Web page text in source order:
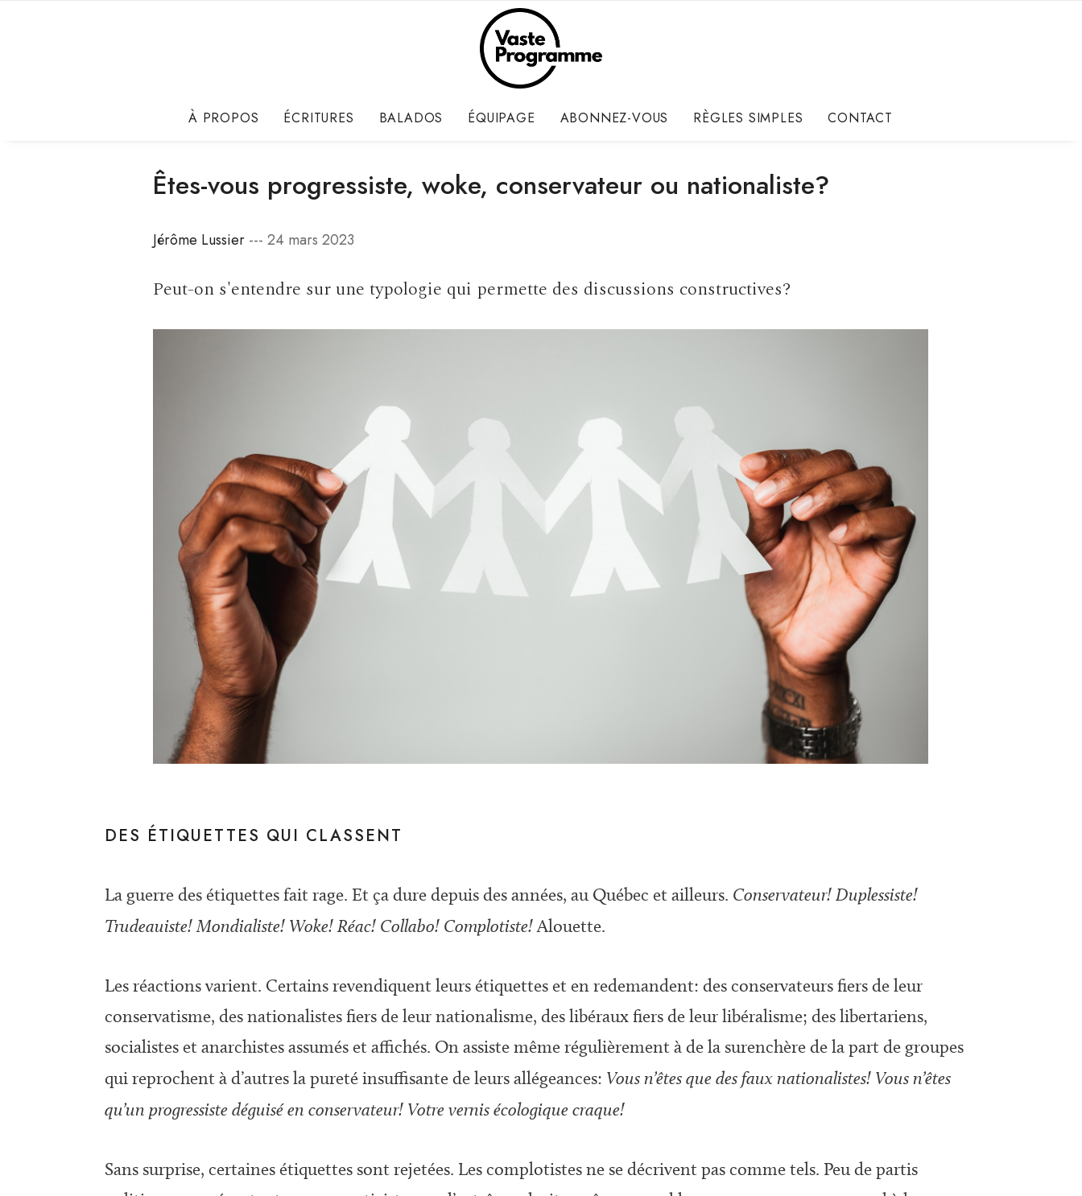
À PROPOS ÉCRITURES BALADOS ÉQUIPAGE ABONNEZ-VOUS RÈGLES SIMPLES CONTACT
Êtes-vous progressiste, woke, conservateur ou nationaliste?
Jérôme Lussier --- 24 mars 2023
Peut-on s'entendre sur une typologie qui permette des discussions constructives?
DES ÉTIQUETTES QUI CLASSENT
La guerre des étiquettes fait rage. Et ça dure depuis des années, au Québec et ailleurs. Conservateur! Duplessiste!
Trudeauiste! Mondialiste! Woke! Réac! Collabo! Complotiste!Alouette.
Les réactions varient. Certains revendiquent leurs étiquettes et en redemandent: des conservateurs fiers de leur
conservatisme, des nationalistes fiers de leur nationalisme, des libéraux fiers de leur libéralisme; des libertariens,
socialistes et anarchistes assumés et affichés. On assiste même régulièrement à de la surenchère de la part de groupes
qui reprochent à d’autres la pureté insuffisante de leurs allégeances: Vous n’êtes que des faux nationalistes! Vous n’êtes
qu’un progressiste déguisé en conservateur! Votre vernis écologique craque!
Sans surprise, certaines étiquettes sont rejetées. Les complotistes ne se décrivent pas comme tels. Peu de partis